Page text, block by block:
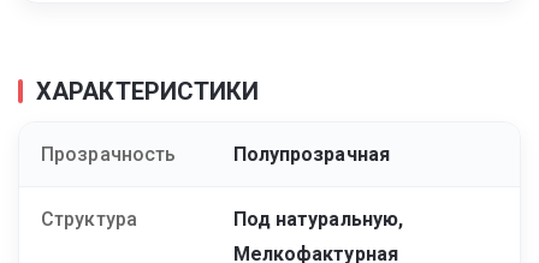
ХАРАКТЕРИСТИКИ
Прозрачность Полупрозрачная
Структура
Под натуральную,
Мелкофактурная